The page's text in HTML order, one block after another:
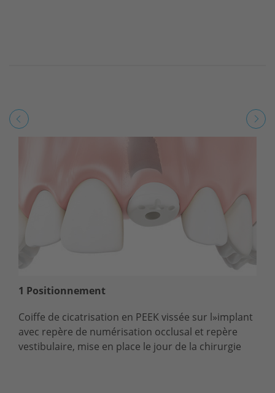
1 Positionnement
Coiffe de cicatrisation en PEEK vissée sur l»implant
avec repère de numérisation occlusal et repère
vestibulaire, mise en place le jour de la chirurgie